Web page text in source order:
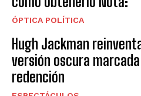
ÓPTICA POLÍTICA
Hugh Jackman
versión oscura
redención